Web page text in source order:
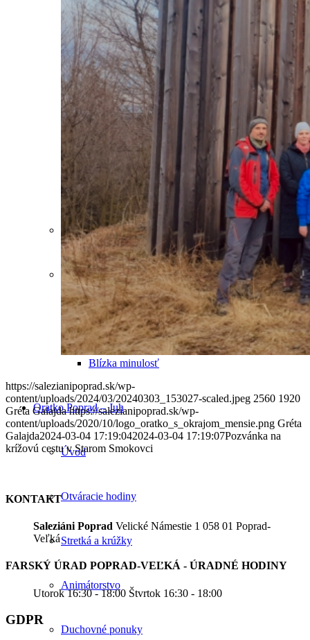
Sviatosť zmierenia
Pomazanie chorých
Manželstvo
Kňazstvo
Pohreb
Stretká
História
Dávna minulosť
Blízka minulosť
Oratko Poprad – Juh
Úvod
Otváracie hodiny
Stretká a krúžky
Animátorstvo
Duchovné ponuky
https://salezianipoprad.sk/wp-
content/uploads/2024/03/20240303_153027-scaled.jpeg 2560 1920
Gréta Galajda https://salezianipoprad.sk/wp-
content/uploads/2020/10/logo_oratko_s_okrajom_mensie.png Gréta
Galajda2024-03-04 17:19:042024-03-04 17:19:07Pozvánka na
krížovú cestu v Starom Smokovci
KONTAKT
Saleziáni Poprad Velické Námestie 1 058 01 Poprad-
Veľká
FARSKÝ ÚRAD POPRAD-VEĽKÁ - ÚRADNÉ HODINY
Utorok 16:30 - 18:00 Štvrtok 16:30 - 18:00
GDPR